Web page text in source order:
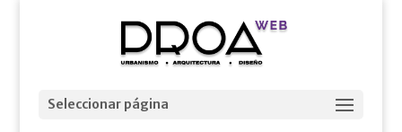
Seleccionar página